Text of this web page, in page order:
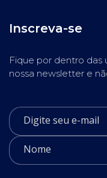
Inscreva-se
Fique por dentro das
nossa newsletter e